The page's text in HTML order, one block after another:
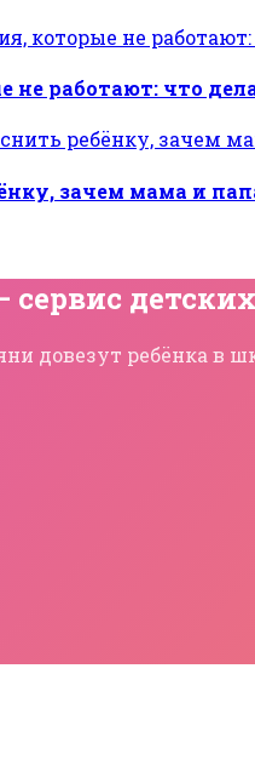
не работают: что
зачем мама и
сервис
довезут ребёнка в